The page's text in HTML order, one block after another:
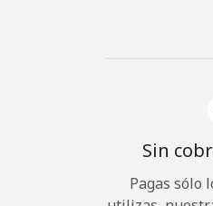
Sin
Pagas sólo